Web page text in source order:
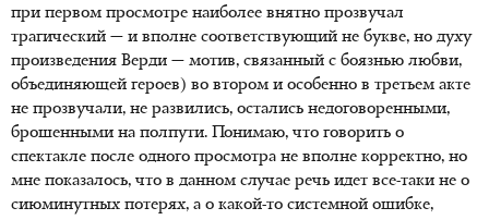
при первом просмотре наиболее внятно прозвучал
трагический — и вполне соответствующий не букве, но духу
произведения Верди — мотив, связанный с боязнью любви,
объединяющей героев) во втором и особенно в третьем акте
не прозвучали, не развились, остались недоговоренными,
брошенными на полпути. Понимаю, что говорить о
спектакле после одного просмотра не вполне корректно, но
мне показалось, что в данном случае речь идет все-таки не о
сиюминутных потерях, а о какой-то системной ошибке,